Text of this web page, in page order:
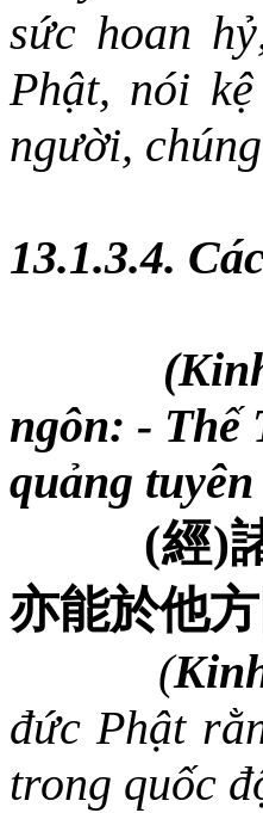
sức hoan
Phật, nói
người,
13.1.3.4.
ngôn: - Thế
quảng
(經)
亦能於他
(
đức Phật
trong quốc